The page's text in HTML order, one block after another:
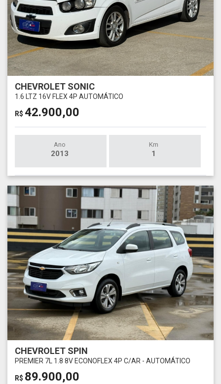
CHEVROLET SONIC
1.6 LTZ 16V FLEX 4P AUTOMÁTICO
R$ 42.900,00
Ano
2013
Km
1
CHEVROLET SPIN
PREMIER 7L 1.8 8V ECONOFLEX 4P C/AR - AUTOMÁTICO
R$ 89.900,00